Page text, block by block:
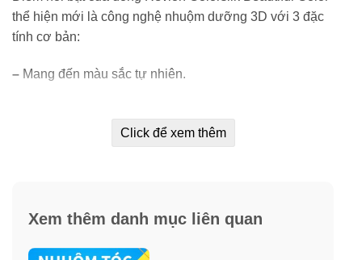
thể hiện mới là công nghệ nhuộm dưỡng 3D với 3 đặc
tính cơ bản:
– Mang đến màu sắc tự nhiên.
Đa chiều từ góc đến ngọn.
Chiết xuất táo xanh tự nhiên trong sản phẩm giúp bảo
Click để xem thêm
Xem thêm danh mục liên quan